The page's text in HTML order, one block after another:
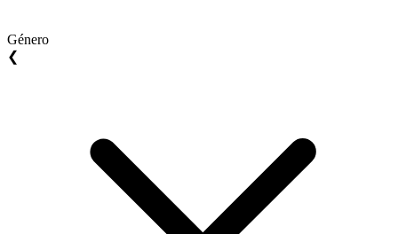
Género
❮